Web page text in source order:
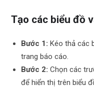
Tạo các biểu đồ
Bước 1: Kéo thả các
trang báo cáo.
Bước 2: Chọn các
để hiển thị trên biểu